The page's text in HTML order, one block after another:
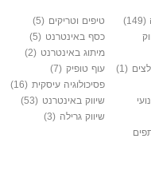
(149) טיפים וטריקים (5)
כסף באינטרנט (5)
מיתוג באינטרנט (2)
(1) עוף טופיק (7)
פסיכולוגיה עיסקית (16)
שיווק באינטרנט (53)
שיווק גרילה (3)